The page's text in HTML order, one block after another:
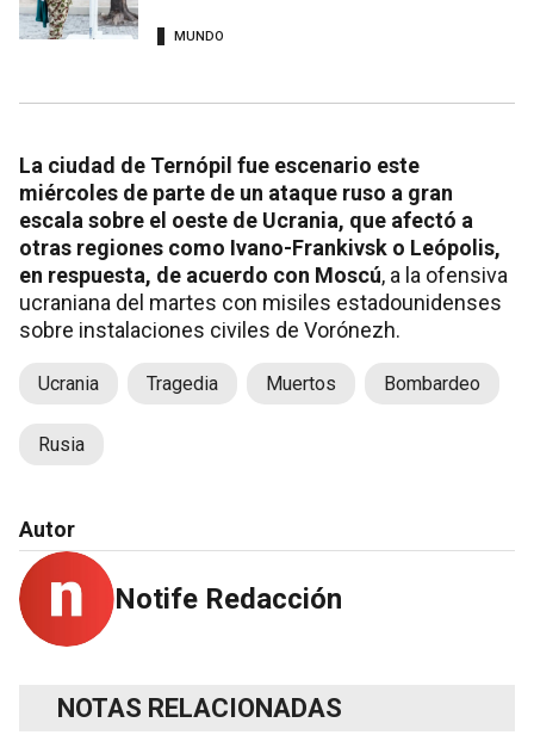
MUNDO
La ciudad de Ternópil fue escenario este
miércoles de parte de un ataque ruso a gran
escala sobre el oeste de Ucrania, que afectó a
otras regiones como Ivano-Frankivsk o Leópolis,
en respuesta, de acuerdo con Moscú, a la ofensiva
ucraniana del martes con misiles estadounidenses
sobre instalaciones civiles de Vorónezh.
Ucrania Tragedia Muertos Bombardeo
Rusia
Autor
Notife Redacción
NOTAS RELACIONADAS